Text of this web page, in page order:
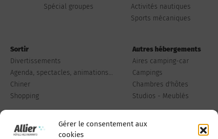
Gérer le consentement aux
cookies
Spécial groupes
Activités nautiques
Sports mécaniques
Sortir
Divertissements
Agenda, spectacles, animations...
Chiner
Shopping
Autres hébergements
Aires camping-car
Campings
Chambres d'hôtes
Studios - Meublés